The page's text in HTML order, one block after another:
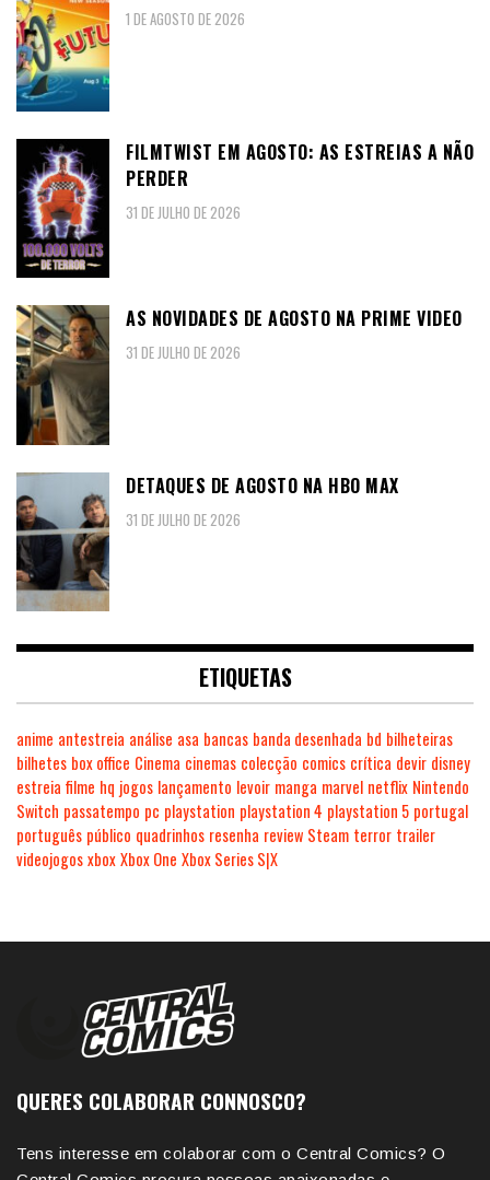
1 DE AGOSTO DE 2026
FILMTWIST EM AGOSTO: AS ESTREIAS A NÃO
PERDER
31 DE JULHO DE 2026
AS NOVIDADES DE AGOSTO NA PRIME VIDEO
31 DE JULHO DE 2026
DETAQUES DE AGOSTO NA HBO MAX
31 DE JULHO DE 2026
ETIQUETAS
anime antestreia análise asa bancas banda desenhada bd bilheteiras
bilhetes box office Cinema cinemas colecção comics crítica devir disney
estreia filme hq jogos lançamento levoir manga marvel netflix Nintendo
Switch passatempo pc playstation playstation 4 playstation 5 portugal
português público quadrinhos resenha review Steam terror trailer
videojogosxboxXbox One Xbox Series S|X
QUERES COLABORAR CONNOSCO?
Tens interesse em colaborar com o Central Comics? O